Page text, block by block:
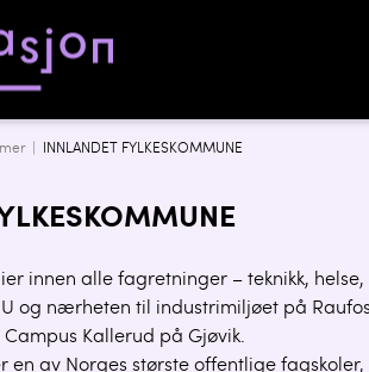
| INNLANDET FYLKESKOMMUNE
innen alle fagretninger – teknikk,
og nærheten til industrimiljøet på
Kallerud på Gjøvik.
en av Norges største offentlige